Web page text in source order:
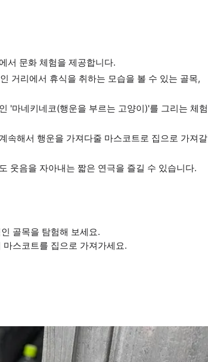
서 문화 체험을 제공합니다.
거리에서 휴식을 취하는 모습을 볼 수 있는 골목,
'마네키네코(행운을 부르는 고양이)'를 그리는 체험
속해서 행운을 가져다줄 마스코트로 집으로 가져갈
웃음을 자아내는 짧은 연극을 즐길 수 있습니다.
골목을 탐험해 보세요.
스코트를 집으로 가져가세요.